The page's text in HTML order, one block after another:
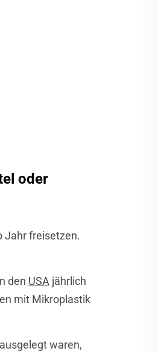
oder
Jahr freisetzen.
den USA jährlich
mit Mikroplastik
waren,